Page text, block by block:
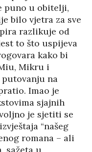
puno u obitelji,
bilo vjetra za sve
razlikuje od
to što uspijeva
kako bi
Mikru i
na
Imao je
sjajnih
je sjetiti se
“našeg
romana – ali